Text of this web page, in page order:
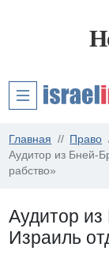
Главная
Право
Аудитор из Бней-
рабство»
Аудитор из
Израиль